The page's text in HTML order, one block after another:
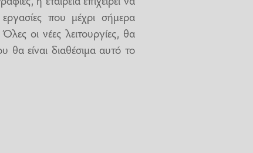
που μέχρι σήμερα
οι νέες λειτουργίες, θα
θα είναι διαθέσιμα αυτό το